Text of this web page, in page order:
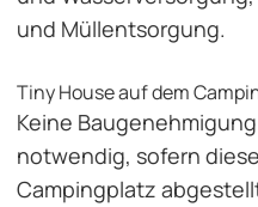
und Müllentsorgung.
Tiny House auf dem
Keine
notwendig, sofern
Campingplatz